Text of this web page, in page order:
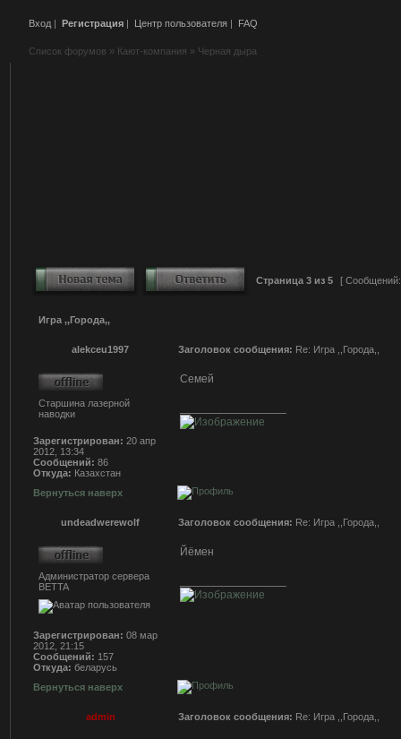
Вход | Регистрация | Центр пользователя | FAQ
Список форумов » Кают-компания » Черная дыра
Страница 3 из 5 [
Игра ,,Города,,
alekceu1997 Заголовок сообщения: Re: Игра ,,Города,,
Старшина лазерной
наводки
Зарегистрирован: 20 апр
2012, 13:34
Сообщений: 86
Откуда: Казахстан
Семей
Вернуться наверх
undeadwerewolf Заголовок сообщения: Re: Игра ,,Города,,
Администратор сервера
BETTA
Зарегистрирован: 08 мар
2012, 21:15
Сообщений: 157
Откуда: беларусь
Йёмен
Вернуться наверх
admin Заголовок сообщения: Re: Игра ,,Города,,